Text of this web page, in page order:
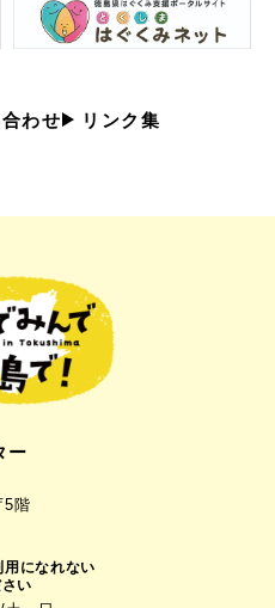
わせ リンク集
ー
5階
になれない
い